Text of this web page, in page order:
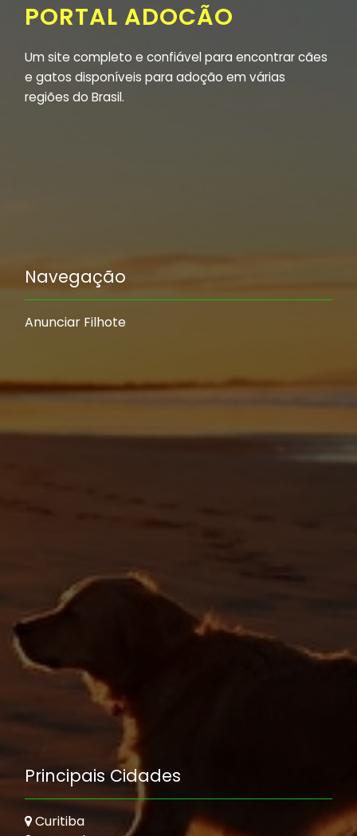
PORTAL ADOCÃO
Um site completo e confiável para encontrar cães
e gatos disponíveis para adoção em várias
regiões do Brasil.
Navegação
Anunciar Filhote
Principais Cidades
Curitiba